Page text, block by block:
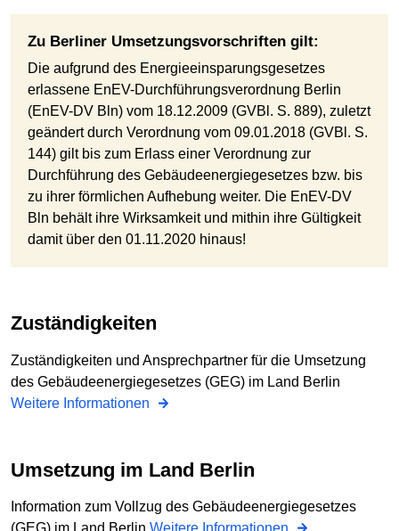
Zu Berliner Umsetzungsvorschriften gilt:
Die aufgrund des Energieeinsparungsgesetzes
erlassene EnEV-Durchführungsverordnung Berlin
(EnEV-DV Bln) vom 18.12.2009 (GVBl. S. 889), zuletzt
geändert durch Verordnung vom 09.01.2018 (GVBl. S.
144) gilt bis zum Erlass einer Verordnung zur
Durchführung des Gebäudeenergiegesetzes bzw. bis
zu ihrer förmlichen Aufhebung weiter. Die EnEV-DV
Bln behält ihre Wirksamkeit und mithin ihre Gültigkeit
damit über den 01.11.2020 hinaus!
Zuständigkeiten
Zuständigkeiten und Ansprechpartner für die Umsetzung
des Gebäudeenergiegesetzes (GEG) im Land Berlin
Weitere Informationen
Umsetzung im Land Berlin
Information zum Vollzug des Gebäudeenergiegesetzes